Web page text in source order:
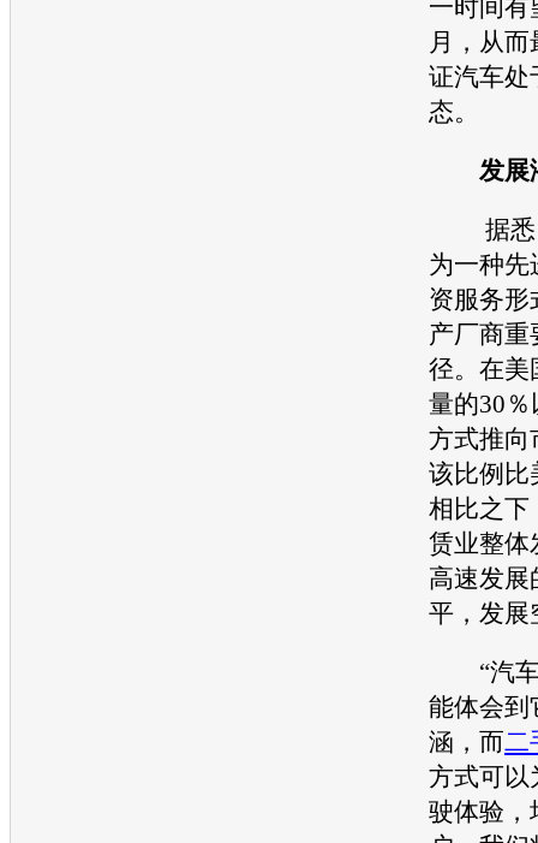
一时间有
月，从
证汽车处
态。
发展
据悉
为一种先
资服务形
产厂商重
径。在美
量的30
方式推向
该比例比
相比之下
赁业整体
高速发展
平，发展
“汽车
能体会到
涵，而二
方式可以
驶体验，